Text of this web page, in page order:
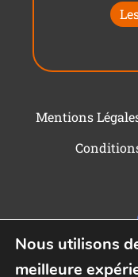
Mentions
Nous utilisons
meilleure